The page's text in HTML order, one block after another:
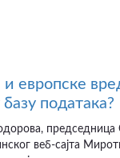
европске
података?
председница
веб-сајта